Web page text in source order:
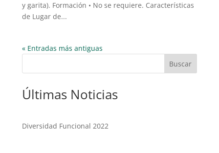
y garita). Formación • No se requiere. Características
de Lugar de...
« Entradas más antiguas
Buscar
Últimas Noticias
Diversidad Funcional 2022